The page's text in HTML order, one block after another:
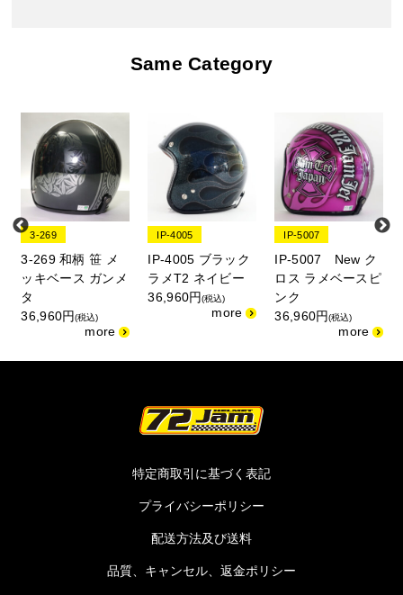
Same Category
3-269
3-269 和柄 笹 メ
ッキベース ガンメ
タ
36,960円(税込)
IP-4005
IP-4005 ブラック
ラメT2 ネイビー
36,960円(税込)
IP-5007
IP-5007 New ク
ロス ラメベースピ
ンク
36,960円(税込)
特定商取引に基づく表記
プライバシーポリシー
配送方法及び送料
品質、キャンセル、返金ポリシー